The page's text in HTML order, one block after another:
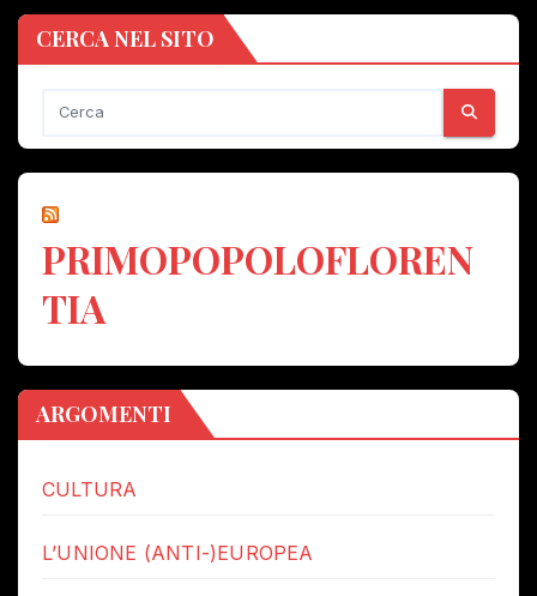
CERCA NEL SITO
PRIMOPOPOLOFLOREN
TIA
ARGOMENTI
CULTURA
L’UNIONE (ANTI-)EUROPEA